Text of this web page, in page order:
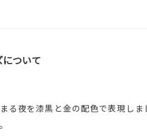
ついて
る夜を漆黒と金の配色で表現し